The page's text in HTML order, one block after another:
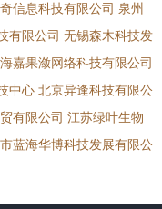
奇信息科技有限公司 泉州
有限公司 无锡森木科技发
海嘉果潋网络科技有限公司
中心 北京异逢科技有限公
有限公司 江苏绿叶生物
蓝海华博科技发展有限公